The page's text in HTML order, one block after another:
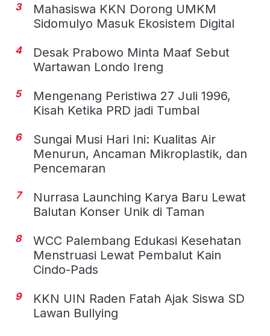
3
Mahasiswa KKN Dorong UMKM
Sidomulyo Masuk Ekosistem Digital
4
Desak Prabowo Minta Maaf Sebut
Wartawan Londo Ireng
5
Mengenang Peristiwa 27 Juli 1996,
Kisah Ketika PRD jadi Tumbal
6
Sungai Musi Hari Ini: Kualitas Air
Menurun, Ancaman Mikroplastik, dan
Pencemaran
7
Nurrasa Launching Karya Baru Lewat
Balutan Konser Unik di Taman
8
WCC Palembang Edukasi Kesehatan
Menstruasi Lewat Pembalut Kain
Cindo-Pads
9
KKN UIN Raden Fatah Ajak Siswa SD
Lawan Bullying